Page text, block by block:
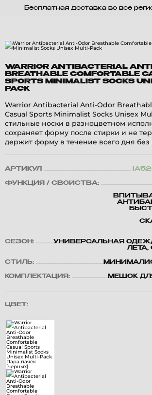
Бесплатная доставка во все
WARRIOR ANTIBACTERIAL
BREATHABLE COMFORTABLE
SPORTS MINIMALIST SOCKS
PACK
Warrior Antibacterial Anti-Odor
Casual Sports Minimalist Socks Unisex
стильные носки в разноцветном
сохраняет форму после стирки и не
держит форму в течение всего дня
АРТИКУЛ
ФУНКЦИЯ / СВОЙСТВА:
СЕЗОН:
УНИВЕРСАЛЬНАЯ
СТИЛЬ:
КОМПЛЕКТАЦИЯ: МЕШОК
ЦВЕТ: